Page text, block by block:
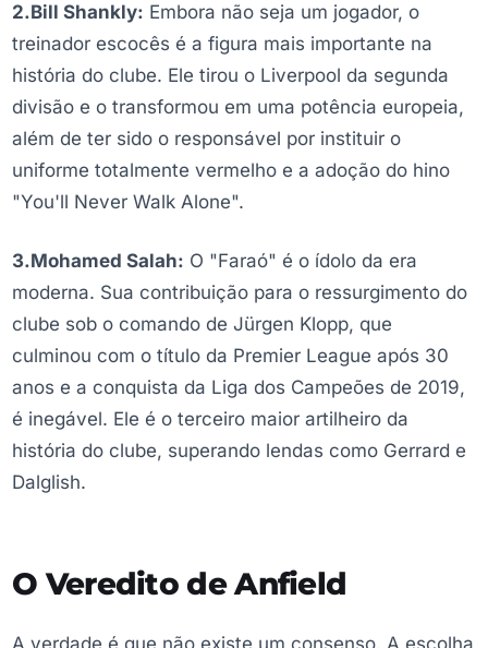
2.Bill Shankly: Embora não seja um jogador, o
treinador escocês é a figura mais importante na
história do clube. Ele tirou o Liverpool da segunda
divisão e o transformou em uma potência europeia,
além de ter sido o responsável por instituir o
uniforme totalmente vermelho e a adoção do hino
"You'll Never Walk Alone".
3.Mohamed Salah: O "Faraó" é o ídolo da era
moderna. Sua contribuição para o ressurgimento do
clube sob o comando de Jürgen Klopp, que
culminou com o título da Premier League após 30
anos e a conquista da Liga dos Campeões de 2019,
é inegável. Ele é o terceiro maior artilheiro da
história do clube, superando lendas como Gerrard e
Dalglish.
O Veredito de Anfield